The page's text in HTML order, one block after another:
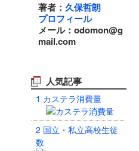
著者： 久保哲朗
プロフィール
メール：odomon@g
mail.com
人気記事
1 カステラ消費量
2 国立・私立高校生徒
数